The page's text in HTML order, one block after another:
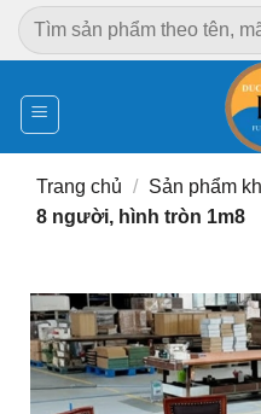
Chuyển
đến
dung
Tìm
kiếm:
Trang chủ / Sản phẩm
8 người, hình tròn 1m8